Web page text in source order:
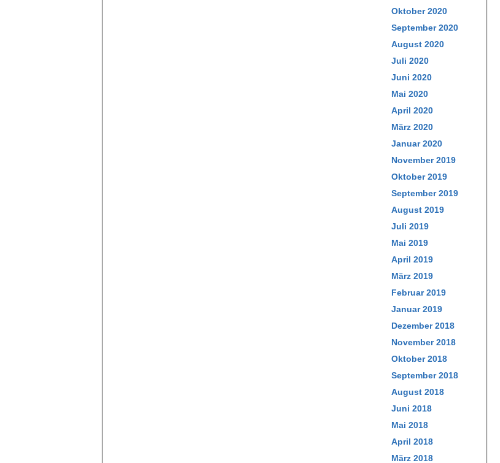
Oktober 2020
September 2020
August 2020
Juli 2020
Juni 2020
Mai 2020
April 2020
März 2020
Januar 2020
November 2019
Oktober 2019
September 2019
August 2019
Juli 2019
Mai 2019
April 2019
März 2019
Februar 2019
Januar 2019
Dezember 2018
November 2018
Oktober 2018
September 2018
August 2018
Juni 2018
Mai 2018
April 2018
März 2018